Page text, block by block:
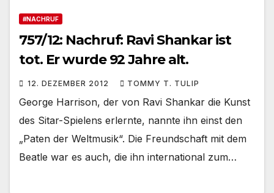
#NACHRUF
757/12: Nachruf: Ravi Shankar ist
tot. Er wurde 92 Jahre alt.
12. DEZEMBER 2012 TOMMY T. TULIP
George Harrison, der von Ravi Shankar die Kunst
des Sitar-Spielens erlernte, nannte ihn einst den
„Paten der Weltmusik“. Die Freundschaft mit dem
Beatle war es auch, die ihn international zum…